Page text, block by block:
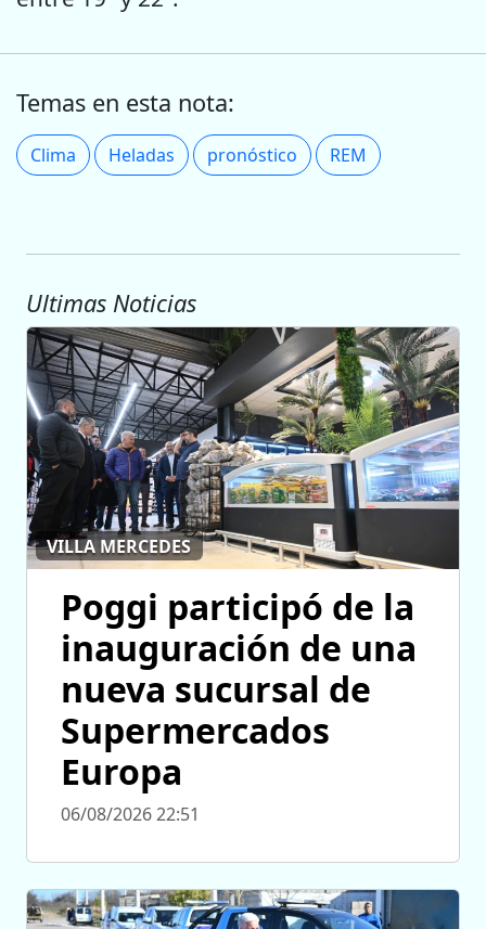
Temas en esta nota:
Clima Heladas pronóstico REM
Ultimas Noticias
VILLA MERCEDES
Poggi participó de la
inauguración de una
nueva sucursal de
Supermercados
Europa
06/08/2026 22:51